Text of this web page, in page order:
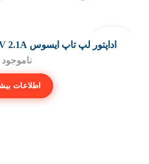
فروخته شد
اداپتور لپ تاپ ایسوس 19V 2.1A مربعی-سرموبایلی
ناموجود
اطلاعات